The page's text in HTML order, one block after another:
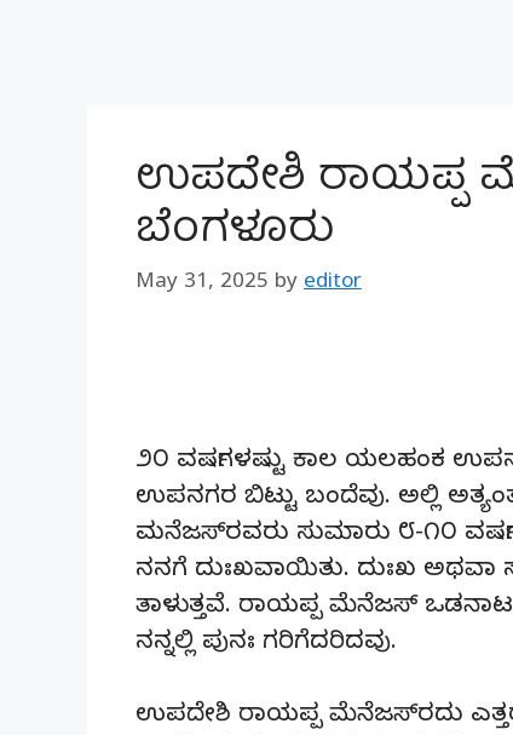
ಉಪದೇಶಿ ರಾಯಪ್ಪ
ಬೆಂಗಳೂರು
May 31, 2025 by editor
೨೦ ವರ್ಷಗಳಷ್ಟು ಕಾಲ ಯಲಹಂಕ
ಉಪನಗರ ಬಿಟ್ಟು ಬಂದೆವು. ಅಲ್ಲಿ
ಮನೆಜಸ್‌ರವರು ಸುಮಾರು ೮-೧೦
ನನಗೆ ದುಃಖವಾಯಿತು. ದುಃಖ
ತಾಳುತ್ತವೆ. ರಾಯಪ್ಪ ಮೆನೆಜಸ್
ನನ್ನಲ್ಲಿ ಪುನಃ ಗರಿಗೆದರಿದವು.
ಉಪದೇಶಿ ರಾಯಪ್ಪ ಮೆನೆಜಸ್‌ರದು